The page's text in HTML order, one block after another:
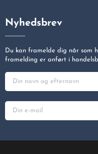
Nyhedsbrev
Du kan framelde dig når som
framelding er anført i